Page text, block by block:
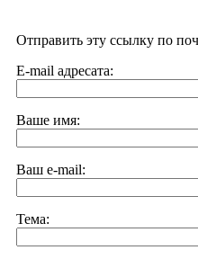
Отправить эту ссылку по
E-mail адресата:
Ваше имя:
Ваш e-mail:
Тема: